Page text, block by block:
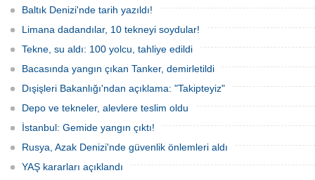
protesto gemisindeki 21 çevre aktivisti,
günlerdir gemiden çıkmalarına izin
verilmediğini ve temel haklarının ihlal
edildiğini öne sürdü. Mürettebatta iki
Britanyalı aktivist de bulunuyor.
Baltık Denizi'nde tarih yazıldı!
Limana dadandılar, 10 tekneyi soydular!
Tekne, su aldı: 100 yolcu, tahliye edildi
Bacasında yangın çıkan Tanker, demirletildi
Dışişleri Bakanlığı'ndan açıklama: "Takipteyiz"
Depo ve tekneler, alevlere teslim oldu
İstanbul: Gemide yangın çıktı!
Rusya, Azak Denizi'nde güvenlik önlemleri aldı
YAŞ kararları açıklandı